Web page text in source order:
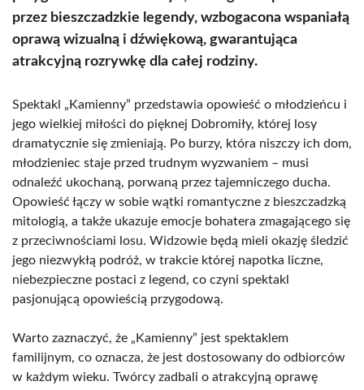
przez bieszczadzkie legendy, wzbogacona wspaniałą
oprawą wizualną i dźwiękową, gwarantująca
atrakcyjną rozrywkę dla całej rodziny.
Spektakl „Kamienny” przedstawia opowieść o młodzieńcu i
jego wielkiej miłości do pięknej Dobromiły, której losy
dramatycznie się zmieniają. Po burzy, która niszczy ich dom,
młodzieniec staje przed trudnym wyzwaniem – musi
odnaleźć ukochaną, porwaną przez tajemniczego ducha.
Opowieść łączy w sobie wątki romantyczne z bieszczadzką
mitologią, a także ukazuje emocje bohatera zmagającego się
z przeciwnościami losu. Widzowie będą mieli okazję śledzić
jego niezwykłą podróż, w trakcie której napotka liczne,
niebezpieczne postaci z legend, co czyni spektakl
pasjonującą opowieścią przygodową.
Warto zaznaczyć, że „Kamienny” jest spektaklem
familijnym, co oznacza, że jest dostosowany do odbiorców
w każdym wieku. Twórcy zadbali o atrakcyjną oprawę